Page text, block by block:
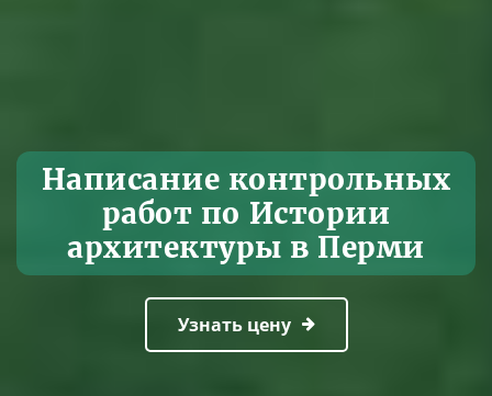
Написание контрольных
работ по Истории
архитектуры в Перми
Узнать цену